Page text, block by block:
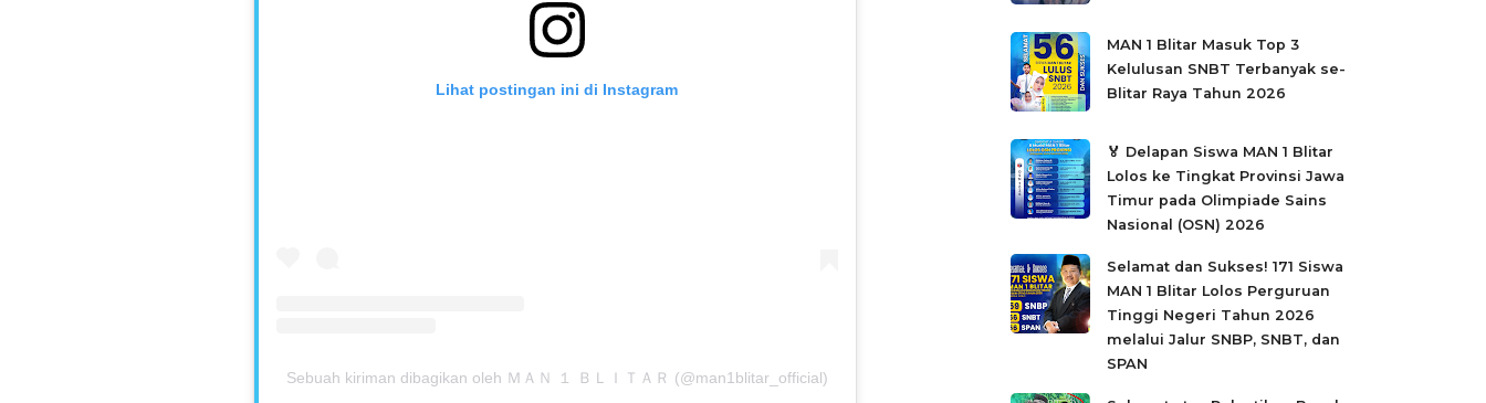
Lihat postingan ini di Instagram
Sebuah kiriman dibagikan oleh ＭＡＮ １ ＢＬＩＴＡＲ (@man1blitar_official)
MAN 1 Blitar Masuk Top 3
Kelulusan SNBT Terbanyak se-
Blitar Raya Tahun 2026
🏅 Delapan Siswa MAN 1 Blitar
Lolos ke Tingkat Provinsi Jawa
Timur pada Olimpiade Sains
Nasional (OSN) 2026
Selamat dan Sukses! 171 Siswa
MAN 1 Blitar Lolos Perguruan
Tinggi Negeri Tahun 2026
melalui Jalur SNBP, SNBT, dan
SPAN